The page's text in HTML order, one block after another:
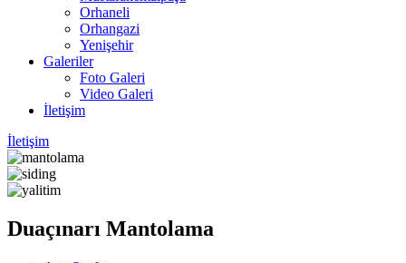
Orhaneli
Orhangazi
Yenişehir
Galeriler
Foto Galeri
Video Galeri
İletişim
İletişim
Duaçınarı Mantolama